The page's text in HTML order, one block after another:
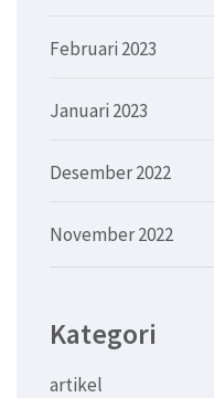
Februari 2023
Januari 2023
Desember 2022
November 2022
Kategori
artikel